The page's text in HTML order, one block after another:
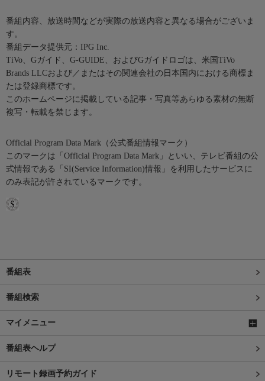
番組内容、放送時間などが実際の放送内容と異なる場合がございま
す。
番組データ提供元：IPG Inc.
TiVo、Gガイド、G-GUIDE、およびGガイドロゴは、米国TiVo
Brands LLCおよび／またはその関連会社の日本国内における商標ま
たは登録商標です。
このホームページに掲載している記事・写真等あらゆる素材の無断
複写・転載を禁じます。
Official Program Data Mark（公式番組情報マーク）
このマークは「Official Program Data Mark」といい、テレビ番組の公
式情報である「SI(Service Information)情報」を利用したサービスに
のみ表記が許されているマークです。
番組表
番組検索
マイメニュー
番組表ヘルプ
リモート録画予約ガイド